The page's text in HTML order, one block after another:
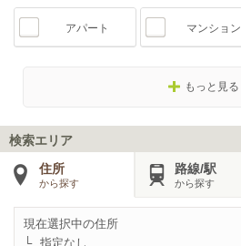
アパート マンション
もっと見る
検索エリア
住所
から探す
路線/駅
から探す
現在選択中の住所
指定なし